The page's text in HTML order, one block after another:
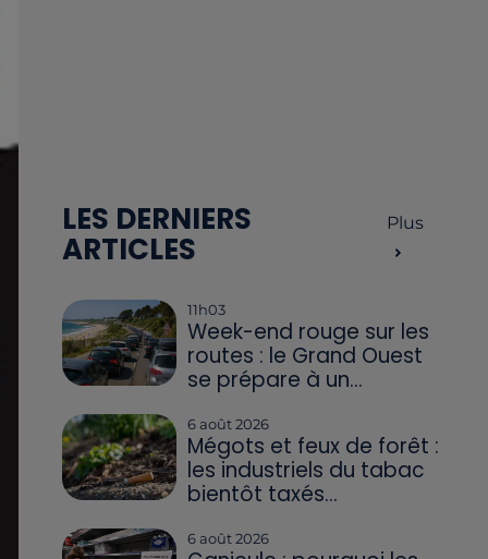
LES DERNIERS
ARTICLES
Plus
11h03
Week-end rouge sur les
routes : le Grand Ouest
se prépare à un...
6 août 2026
Mégots et feux de forêt :
les industriels du tabac
bientôt taxés...
6 août 2026